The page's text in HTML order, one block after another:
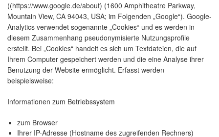
((https://www.google.de/about) (1600 Amphitheatre Parkway,
Mountain View, CA 94043, USA; im Folgenden „Google“). Google-
Analytics verwendet sogenannte „Cookies“ und es werden in
diesem Zusammenhang pseudonymisierte Nutzungsprofile
erstellt. Bei „Cookies“ handelt es sich um Textdateien, die auf
Ihrem Computer gespeichert werden und die eine Analyse ihrer
Benutzung der Website ermöglicht. Erfasst werden
beispielsweise:
Informationen zum Betriebssystem
zum Browser
Ihrer IP-Adresse (Hostname des zugreifenden Rechners)